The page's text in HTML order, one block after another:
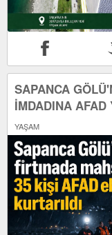
SAPANCA
İMDADINA AFAD
YAŞAM